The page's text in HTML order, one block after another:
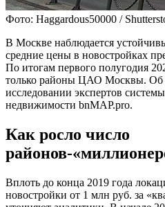
Фото: Haggardous50000 /
В Москве наблюдается
средние цены в новостройках
По итогам первого полугодия
только районы ЦАО Москвы. Об
исследовании экспертов
недвижимости bnMAP.pro.
Как росло число
районов-
Вплоть до конца 2019 года
новостройки от 1 млн руб. за